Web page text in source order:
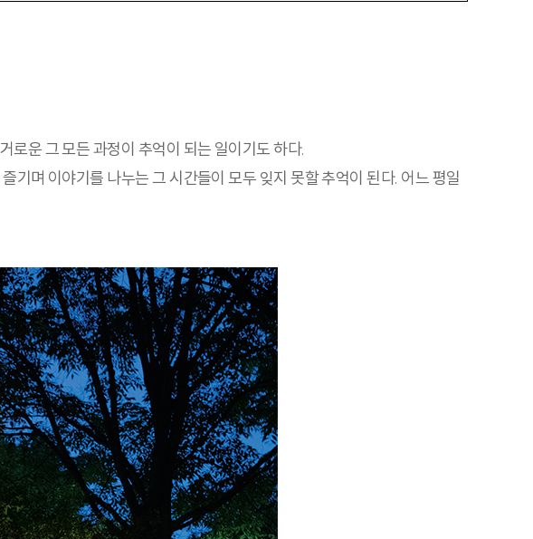
로운 그 모든 과정이 추억이 되는 일이기도 하다.
기며 이야기를 나누는 그 시간들이 모두 잊지 못할 추억이 된다. 어느 평일